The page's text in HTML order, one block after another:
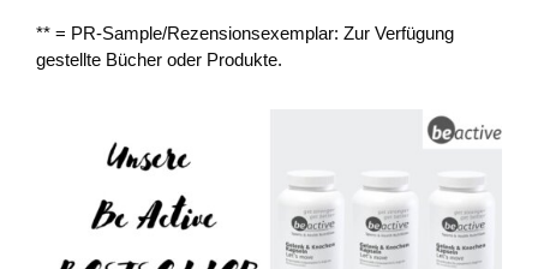
** = PR-Sample/Rezensionsexemplar: Zur Verfügung
gestellte Bücher oder Produkte.